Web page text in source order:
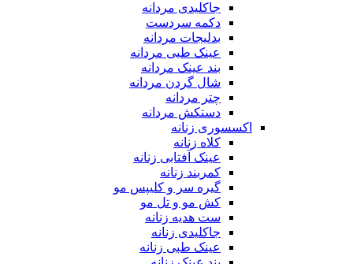
جاکلیدی مردانه
دکمه سردست
بدلیجات مردانه
عینک طبی مردانه
بند عینک مردانه
شال گردن مردانه
چتر مردانه
دستکش مردانه
اکسسوری زنانه
کلاه زنانه
عینک آفتابی زنانه
کمربند زنانه
گیره سر و کلیپس مو
کش مو و تل مو
ست هدیه زنانه
جاکلیدی زنانه
عینک طبی زنانه